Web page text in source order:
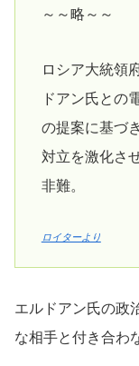
～～略～～
ロシア大統領
ドアン氏との
の提案に基づ
対立を激化さ
非難。
ロイターより
エルドアン氏の政
な相手と付き合わ